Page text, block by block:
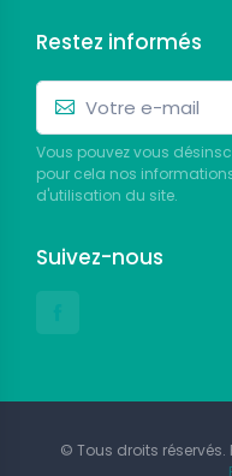
Restez informés
Vous pouvez vous
pour cela nos
d'utilisation du site.
Suivez-nous
© Tous droits réservés.